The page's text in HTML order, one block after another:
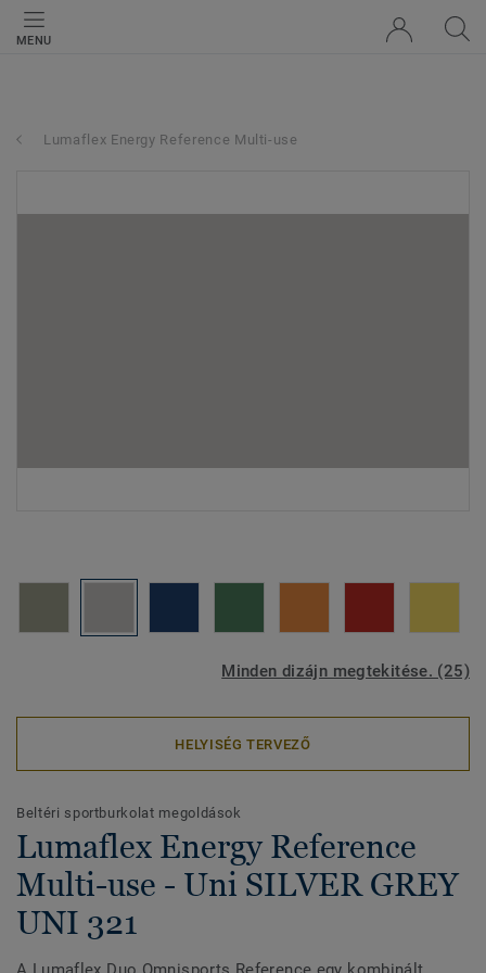
MENU
Lumaflex Energy Reference Multi-use
Minden dizájn megtekitése. (25)
HELYISÉG TERVEZŐ
Beltéri sportburkolat megoldások
Lumaflex Energy Reference
Multi-use - Uni SILVER GREY
UNI 321